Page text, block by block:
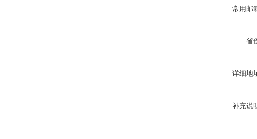
常用邮
省
详细地
补充说